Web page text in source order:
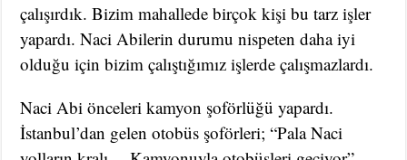
çalışırdık. Bizim mahallede birçok kişi bu tarz işler
yapardı. Naci Abilerin durumu nispeten daha iyi
olduğu için bizim çalıştığımız işlerde çalışmazlardı.
Naci Abi önceleri kamyon şoförlüğü yapardı.
İstanbul’dan gelen otobüs şoförleri; “Pala Naci